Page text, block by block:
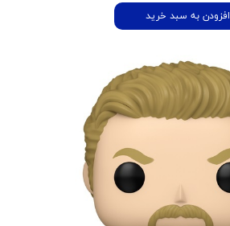
افزودن به سبد خرید